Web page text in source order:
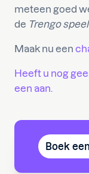
meteen goed
de Trengo
Maak nu een
Heeft u nog
een aan.
Boek